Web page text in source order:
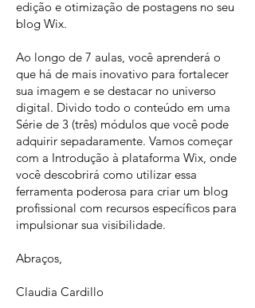
edição e otimização de postagens no seu
blog Wix.
Ao longo de 7 aulas, você aprenderá o
que há de mais inovativo para fortalecer
sua imagem e se destacar no universo
digital. Divido todo o conteúdo em uma
Série de 3 (três) módulos que você pode
adquirir sepadaramente. Vamos começar
com a Introdução à plataforma Wix, onde
você descobrirá como utilizar essa
ferramenta poderosa para criar um blog
profissional com recursos específicos para
impulsionar sua visibilidade.
Abraços,
Claudia Cardillo